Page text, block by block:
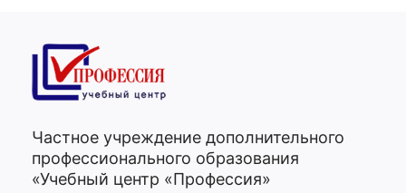
Частное учреждение дополнительного
профессионального образования
«Учебный центр «Профессия»